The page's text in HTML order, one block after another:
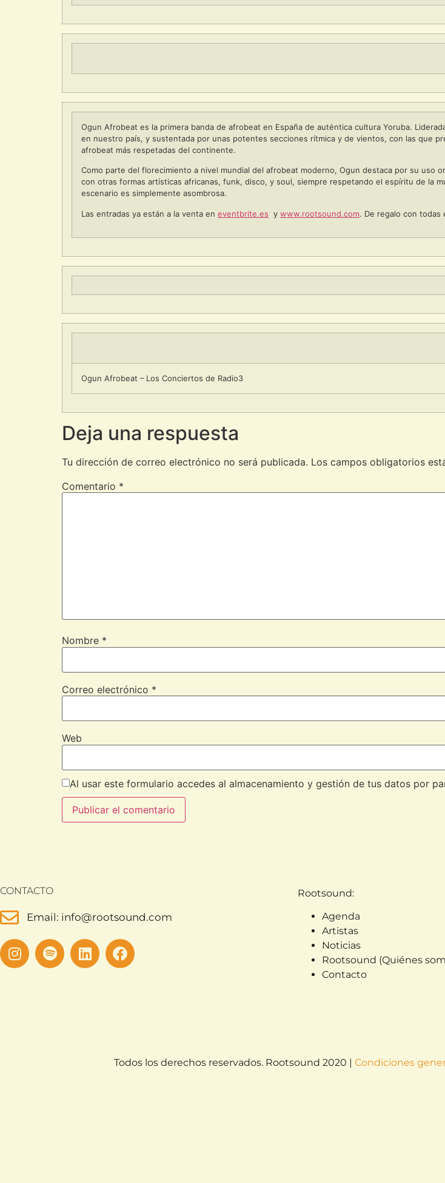
Ogun Afrobeat es la primera banda de afrobeat en España de auténtica cultura Yoruba.
en nuestro país, y sustentada por unas potentes secciones rítmica y de vientos, con las que
afrobeat más respetadas del continente.
Como parte del florecimiento a nivel mundial del afrobeat moderno, Ogun destaca por su uso
con otras formas artísticas africanas, funk, disco, y soul, siempre respetando el espíritu de la
escenario es simplemente asombrosa.
Las entradas ya están a la venta en eventbrite.es y www.rootsound.com. De regalo con todas
Ogun Afrobeat – Los Conciertos de Radio3
Deja una respuesta
Tu dirección de correo electrónico no será publicada. Los campos obligatorios
Comentario *
Nombre *
Correo electrónico *
Web
Al usar este formulario accedes al almacenamiento y gestión de tus datos por
CONTACTO
Email: info@rootsound.com
Rootsound:
Agenda
Artistas
Noticias
Rootsound (Quiénes
Contacto
Todos los derechos reservados. Rootsound 2020 | Condiciones